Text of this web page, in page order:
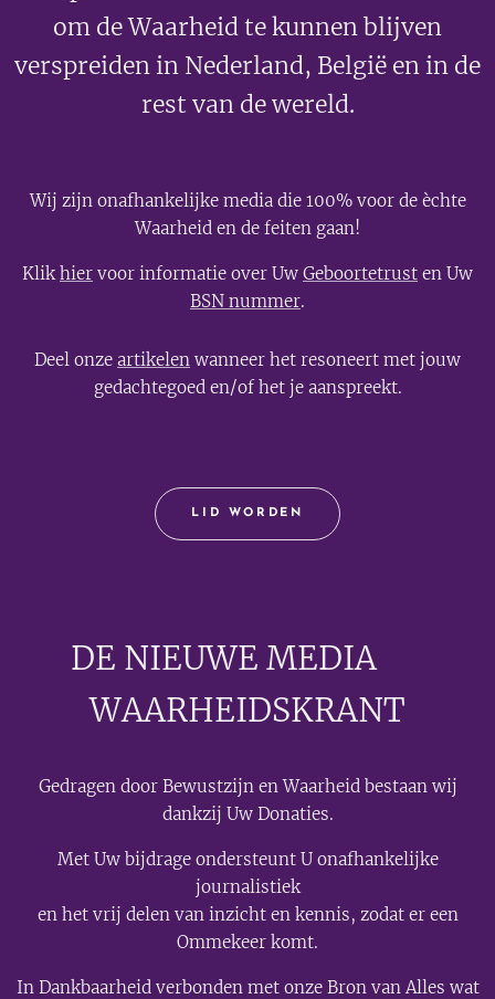
om de Waarheid te kunnen blijven
verspreiden in Nederland, België en in de
rest van de wereld.
Wij zijn onafhankelijke media die 100% voor de èchte
Waarheid en de feiten gaan!
Klikhier voor informatie over Uw Geboortetrust en Uw
BSN nummer.
Deel onze artikelen wanneer het resoneert met jouw
gedachtegoed en/of het je aanspreekt.
LID WORDEN
DE NIEUWE MEDIA🟣
WAARHEIDSKRANT
Gedragen door Bewustzijn en Waarheid bestaan wij
dankzij Uw Donaties.
Met Uw bijdrage ondersteunt U onafhankelijke
journalistiek
en het vrij delen van inzicht en kennis, zodat er een
Ommekeer komt.
In Dankbaarheid verbonden met onze Bron van Alles wat